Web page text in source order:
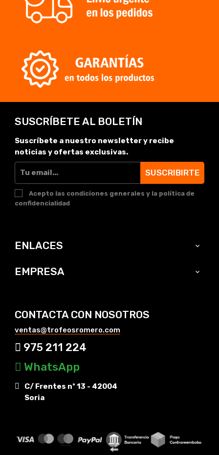
SUSCRÍBETE AL BOLETÍN
Suscríbete a nuestro newsletter y recibe
noticias y ofertas exclusivas.
SUSCRIBIRTE
Acepto las condiciones generales y la política de
confidencialidad
ENLACES 
EMPRESA 
CONTACTA CON NOSOTROS
ventas@trofeosromero.com
975 211 224
WhatsApp
C/ Frentes nº 13 - 42004
Soria